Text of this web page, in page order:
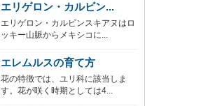
エリゲロン・カルビン...
エリゲロン・カルビンスキアヌはロ
ッキー山脈からメキシコに...
エレムルスの育て方
花の特徴では、ユリ科に該当しま
す。花が咲く時期としては4...